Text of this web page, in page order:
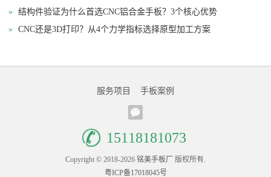
» 结构件验证为什么首选CNC铝合金手板？3个核心优势
» CNC还是3D打印？从4个力学指标选择原型加工方案
服务项目 手板案例
15118181073
Copyright © 2018-2026 铭美手板厂
版权所有.
粤ICP备17018045号